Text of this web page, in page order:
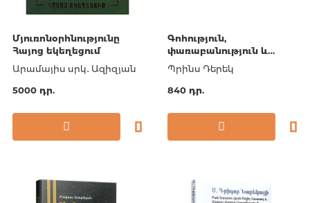
Մյուռոնօրհնությունը
Հայոց եկեղեցում
Արամայիս սրկ․ Ազիզյան
5000 դր.
Գոհություն,
փառաբանություն և
երկրպագություն
Պրինս Դերեկ
840 դր.